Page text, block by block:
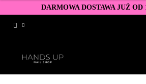
DARMOWA DOSTAWA JUŻ OD